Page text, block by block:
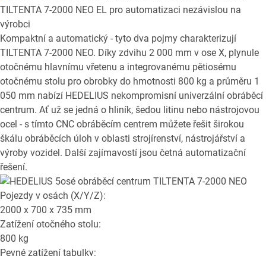
TILTENTA 7-2000 NEO EL pro automatizaci nezávislou na
výrobci
Kompaktní a automatický - tyto dva pojmy charakterizují
TILTENTA 7-2000 NEO. Díky zdvihu 2 000 mm v ose X, plynule
otočnému hlavnímu vřetenu a integrovanému pětiosému
otočnému stolu pro obrobky do hmotnosti 800 kg a průměru 1
050 mm nabízí HEDELIUS nekompromisní univerzální obráběcí
centrum. Ať už se jedná o hliník, šedou litinu nebo nástrojovou
ocel - s tímto CNC obráběcím centrem můžete řešit širokou
škálu obráběcích úloh v oblasti strojírenství, nástrojářství a
výroby vozidel. Další zajímavostí jsou četná automatizační
řešení.
Pojezdy v osách (X/Y/Z):
2000 x 700 x 735 mm
Zatížení otočného stolu:
800 kg
Pevné zatížení tabulky: